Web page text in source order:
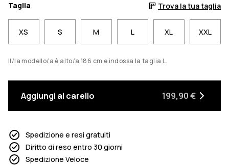
Taglia Trova la tua taglia
XS S M L XL XXL
Il/la modello/a è alto/a 186 cm e indossa la taglia L.
Aggiungi al carello 199,90 €
Spedizione e resi gratuiti
Diritto di reso entro 30 giorni
Spedizione Veloce